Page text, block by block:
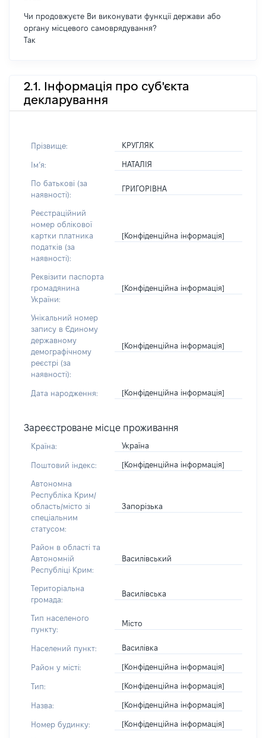
Чи продовжуєте Ви виконувати функції держави або
органу місцевого самоврядування?
Так
2.1. Інформація про суб'єкта
декларування
Прізвище: КРУГЛЯК
Імʼя: НАТАЛІЯ
По батькові (за
наявності):
ГРИГОРІВНА
Реєстраційний
номер облікової
картки платника
податків (за
наявності):
[Конфіденційна інформація]
Реквізити паспорта
громадянина
України:
[Конфіденційна інформація]
Унікальний номер
запису в Єдиному
державному
демографічному
реєстрі (за
наявності):
[Конфіденційна інформація]
Дата народження: [Конфіденційна інформація]
Зареєстроване місце проживання
Країна: Україна
Поштовий індекс: [Конфіденційна інформація]
Автономна
Республіка Крим/
область/місто зі
спеціальним
статусом:
Запорізька
Район в області та
Автономній
Республіці Крим:
Василівський
Територіальна
громада:
Василівська
Тип населеного
пункту:
Місто
Населений пункт: Василівка
Район у місті: [Конфіденційна інформація]
Тип: [Конфіденційна інформація]
Назва: [Конфіденційна інформація]
Номер будинку: [Конфіденційна інформація]